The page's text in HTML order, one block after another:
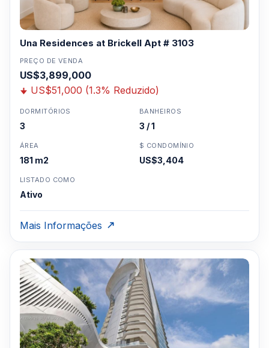
Una Residences at Brickell Apt # 3103
PREÇO DE VENDA
US$3,899,000
US$51,000 (1.3% Reduzido)
DORMITÓRIOS
3
BANHEIROS
3 / 1
ÁREA
181 m2
$ CONDOMÍNIO
US$3,404
LISTADO COMO
Ativo
Mais Informações